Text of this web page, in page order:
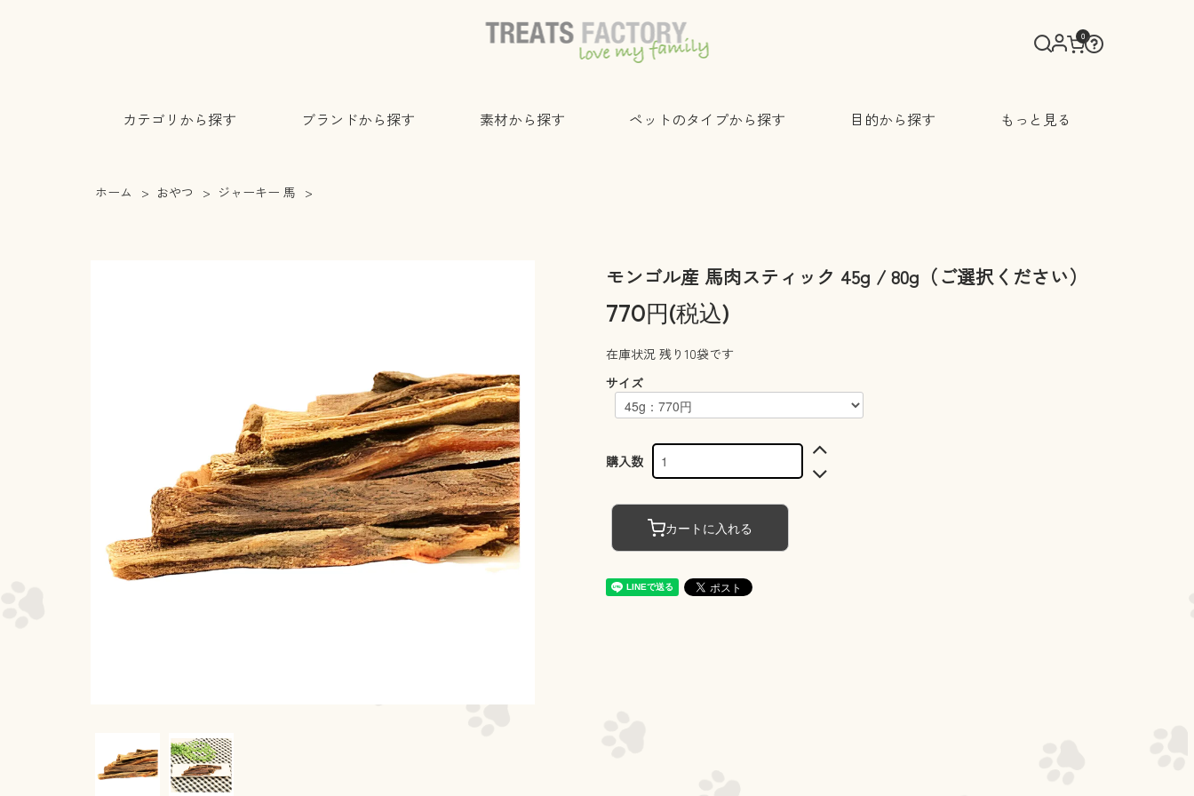
0
カテゴリから探す ブランドから探す 素材から探す ペットのタイプから探す 目的から探す もっと見る
ホーム > おやつ > ジャーキー 馬 >
モンゴル産 馬肉スティック 45g / 80g（ご選択ください）
770円(税込)
在庫状況 残り10袋です
サイズ
購入数
カートに入れる